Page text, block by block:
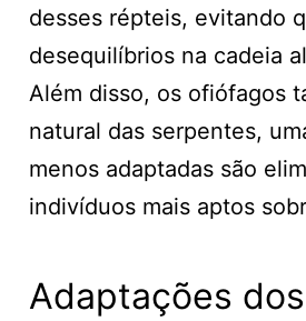
desses répteis, evitando
desequilíbrios na cadeia
Além disso, os ofiófagos
natural das serpentes,
menos adaptadas são
indivíduos mais aptos
Adaptações